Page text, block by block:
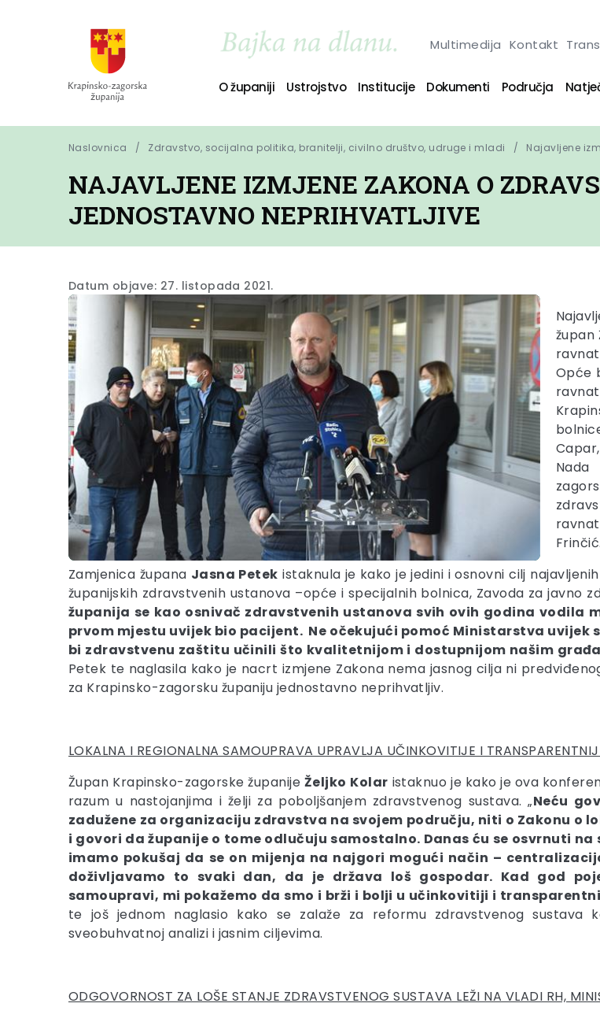
Multimedija Kontakt
O županiji Ustrojstvo Institucije Dokumenti Područja
Naslovnica Zdravstvo, socijalna politika, branitelji, civilno društvo, udruge i mladi Najavljene
NAJAVLJENE IZMJENE ZAKONA O
JEDNOSTAVNO NEPRIHVATLJIVE
Datum objave: 27. listopada 2021.
župan
Opće
Nada
Frinčić.
Zamjenica župana Jasna Petek istaknula je kako je jedini i osnovni cilj
županijskih zdravstvenih ustanova –opće i specijalnih bolnica, Zavoda za javno
županija se kao osnivač zdravstvenih ustanova svih ovih godina vodila
prvom mjestu uvijek bio pacijent. Ne očekujući pomoć Ministarstva
bi zdravstvenu zaštitu učinili što kvalitetnijom i dostupnijom našim
Petek te naglasila kako je nacrt izmjene Zakona nema jasnog cilja ni
za Krapinsko-zagorsku županiju jednostavno neprihvatljiv.
LOKALNA I REGIONALNA SAMOUPRAVA UPRAVLJA UČINKOVITIJE I
Župan Krapinsko-zagorske županije Željko Kolar istaknuo je kako je ova
razum u nastojanjima i želji za poboljšanjem zdravstvenog sustava. „Neću
zadužene za organizaciju zdravstva na svojem području, niti o Zakonu
i govori da županije o tome odlučuju samostalno. Danas ću se osvrnuti
imamo pokušaj da se on mijenja na najgori mogući način –
doživljavamo to svaki dan, da je država loš gospodar. Kad god
samoupravi, mi pokažemo da smo i brži i bolji u učinkovitiji i
te još jednom naglasio kako se zalaže za reformu zdravstvenog
sveobuhvatnoj analizi i jasnim ciljevima.
ODGOVORNOST ZA LOŠE STANJE ZDRAVSTVENOG SUSTAVA LEŽI NA VLADI RH,